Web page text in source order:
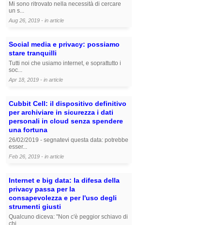
Mi sono ritrovato nella necessità di cercare
un s...
Aug 26, 2019 - in article
Social media e privacy: possiamo
stare tranquilli
Tutti noi che usiamo internet, e soprattutto i
soc...
Apr 18, 2019 - in article
Cubbit Cell: il dispositivo definitivo
per archiviare in sicurezza i dati
personali in cloud senza spendere
una fortuna
26/02/2019 - segnatevi questa data: potrebbe
esser...
Feb 26, 2019 - in article
Internet e big data: la difesa della
privacy passa per la
consapevolezza e per l'uso degli
strumenti giusti
Qualcuno diceva: "Non c'è peggior schiavo di
chi ...